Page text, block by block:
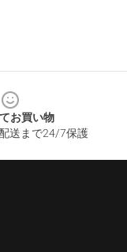
お買い物
送まで24/7保護